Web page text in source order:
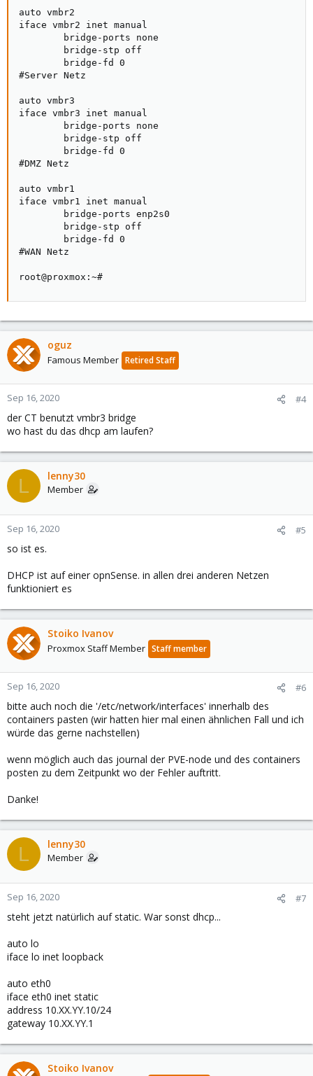
auto vmbr2
iface vmbr2 inet manual
        bridge-ports none
        bridge-stp off
        bridge-fd 0
#Server Netz
auto vmbr3
iface vmbr3 inet manual
        bridge-ports none
        bridge-stp off
        bridge-fd 0
#DMZ Netz
auto vmbr1
iface vmbr1 inet manual
        bridge-ports enp2s0
        bridge-stp off
        bridge-fd 0
#WAN Netz
root@proxmox:~#
oguz
Famous Member Retired Staff
Sep 16, 2020 #4
der CT benutzt vmbr3 bridge
wo hast du das dhcp am laufen?
L lenny30
Member
Sep 16, 2020 #5
so ist es.
DHCP ist auf einer opnSense. in allen drei anderen Netzen
funktioniert es
Stoiko Ivanov
Proxmox Staff Member Staff member
Sep 16, 2020 #6
bitte auch noch die '/etc/network/interfaces' innerhalb des
containers pasten (wir hatten hier mal einen ähnlichen Fall und ich
würde das gerne nachstellen)
wenn möglich auch das journal der PVE-node und des containers
posten zu dem Zeitpunkt wo der Fehler auftritt.
Danke!
L lenny30
Member
Sep 16, 2020 #7
steht jetzt natürlich auf static. War sonst dhcp...
auto lo
iface lo inet loopback
auto eth0
iface eth0 inet static
address 10.XX.YY.10/24
gateway 10.XX.YY.1
Stoiko Ivanov